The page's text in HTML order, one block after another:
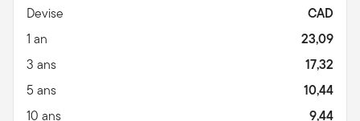
Devise
CAD
1 an
23,09
3 ans
17,32
5 ans
10,44
10 ans
9,44